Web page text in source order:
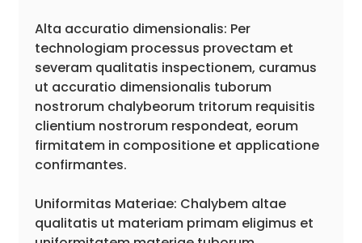
Alta accuratio dimensionalis: Per
technologiam processus provectam et
severam qualitatis inspectionem, curamus
ut accuratio dimensionalis tuborum
nostrorum chalybeorum tritorum requisitis
clientium nostrorum respondeat, eorum
firmitatem in compositione et applicatione
confirmantes.
Uniformitas Materiae: Chalybem altae
qualitatis ut materiam primam eligimus et